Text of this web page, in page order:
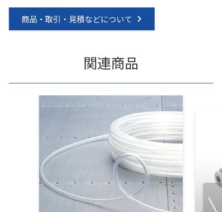
商品・取引・見積などについて
関連商品